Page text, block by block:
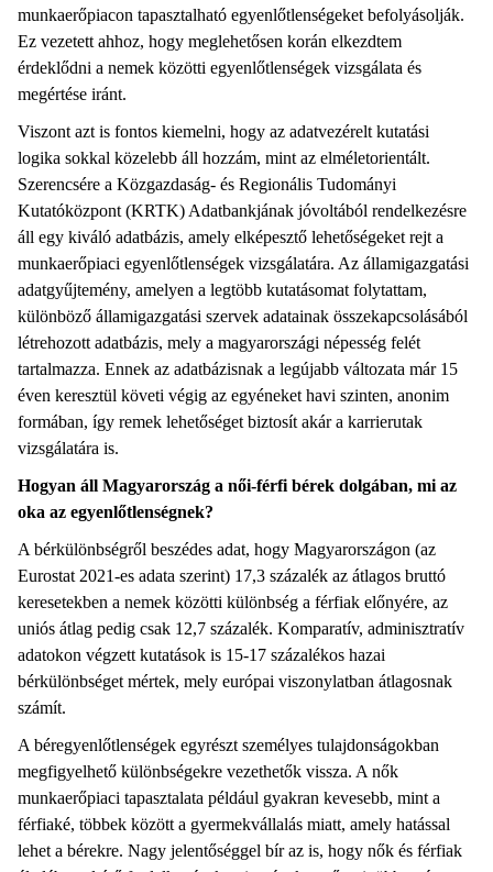
munkaerőpiacon tapasztalható egyenlőtlenségeket befolyásolják.
Ez vezetett ahhoz, hogy meglehetősen korán elkezdtem
érdeklődni a nemek közötti egyenlőtlenségek vizsgálata és
megértése iránt.
Viszont azt is fontos kiemelni, hogy az adatvezérelt kutatási
logika sokkal közelebb áll hozzám, mint az elméletorientált.
Szerencsére a Közgazdaság- és Regionális Tudományi
Kutatóközpont (KRTK) Adatbankjának jóvoltából rendelkezésre
áll egy kiváló adatbázis, amely elképesztő lehetőségeket rejt a
munkaerőpiaci egyenlőtlenségek vizsgálatára. Az államigazgatási
adatgyűjtemény, amelyen a legtöbb kutatásomat folytattam,
különböző államigazgatási szervek adatainak összekapcsolásából
létrehozott adatbázis, mely a magyarországi népesség felét
tartalmazza. Ennek az adatbázisnak a legújabb változata már 15
éven keresztül követi végig az egyéneket havi szinten, anonim
formában, így remek lehetőséget biztosít akár a karrierutak
vizsgálatára is.
Hogyan áll Magyarország a női-férfi bérek dolgában, mi az
oka az egyenlőtlenségnek?
A bérkülönbségről beszédes adat, hogy Magyarországon (az
Eurostat 2021-es adata szerint) 17,3 százalék az átlagos bruttó
keresetekben a nemek közötti különbség a férfiak előnyére, az
uniós átlag pedig csak 12,7 százalék. Komparatív, adminisztratív
adatokon végzett kutatások is 15-17 százalékos hazai
bérkülönbséget mértek, mely európai viszonylatban átlagosnak
számít.
A béregyenlőtlenségek egyrészt személyes tulajdonságokban
megfigyelhető különbségekre vezethetők vissza. A nők
munkaerőpiaci tapasztalata például gyakran kevesebb, mint a
férfiaké, többek között a gyermekvállalás miatt, amely hatással
lehet a bérekre. Nagy jelentőséggel bír az is, hogy nők és férfiak